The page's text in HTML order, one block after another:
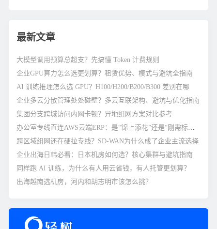
最新文章
大模型调用预算总超支？先搞懂 Token 计费规则
企业GPU算力怎么选更划算？租赁优势、模式与避坑全指南
AI 训练推理怎么选 GPU？H100/H200/B200/B300 差别在哪
企业多云分散管理处处碰壁？多云互联架构、避坑与优化指南
集团分支跨城访问内网卡顿？异地组网方案对比参考
办公室专线直连AWS云端ERP：是“锦上添花”还是“刚需标配”？
跨区域组网还在硬拉专线？SD-WAN为什么成了企业主流选择
企业出海日韩必看：日本机房如何选？核心集群与避坑指南
同样跑 AI 训练，为什么有人用云省钱，有人托管更划算？
出海越南选机房，河内和胡志明市该怎么挑？